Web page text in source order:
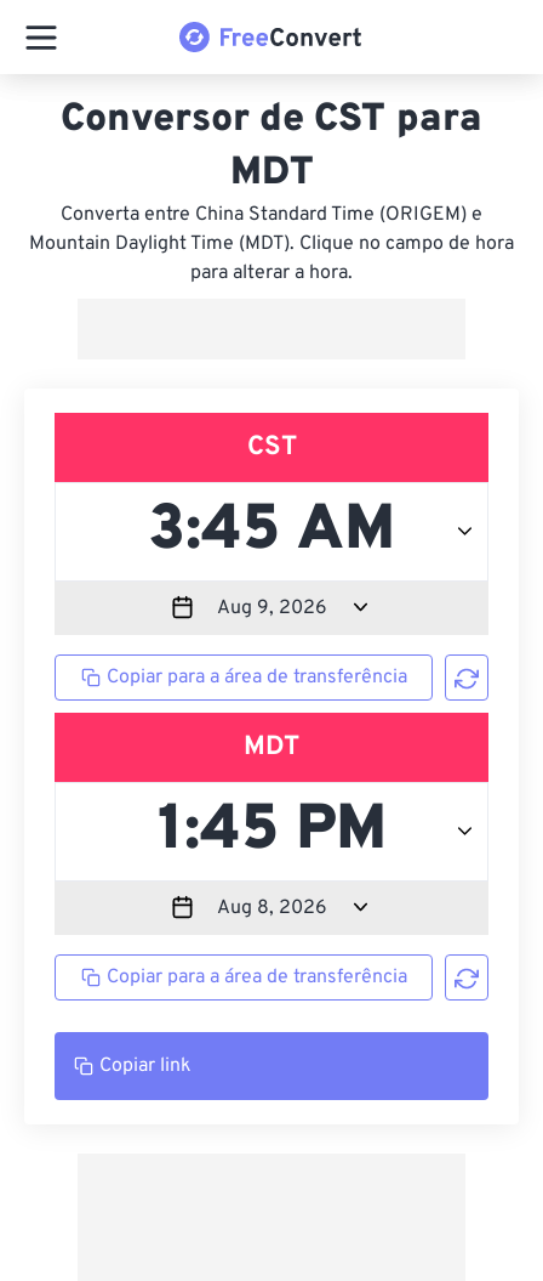
Conversor de CST para
MDT
Converta entre China Standard Time (ORIGEM) e
Mountain Daylight Time (MDT). Clique no campo de hora
para alterar a hora.
CST
Copiar para a área de transferência
MDT
Copiar para a área de transferência
Copiar link